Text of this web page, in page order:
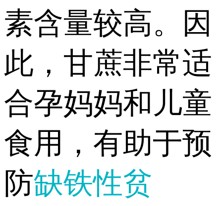
素含量较高。因
此，甘蔗非常适
合孕妈妈和儿童
食用，有助于预
防缺铁性贫